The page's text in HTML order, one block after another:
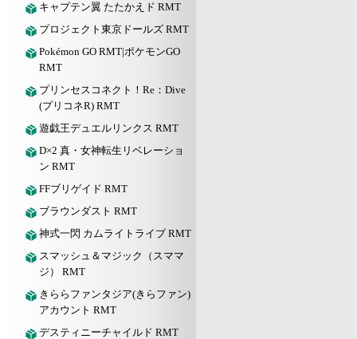
キャプテン翼 たたかえド RMT
プロジェクト東京ドールズ RMT
Pokémon GO RMT|ポケモンGO
RMT
プリンセスコネクト！Re：Dive
(プリコネR) RMT
遊戯王デュエルリンクス RMT
D×2 真・女神転生リベレーショ
ン RMT
FFブリゲイド RMT
ブラウンダスト RMT
神式一閃 カムライトライブ RMT
スマッシュ＆マジック（スママ
ジ） RMT
きららファンタジア(きらファン)
アカウント RMT
デスティニーチャイルド RMT